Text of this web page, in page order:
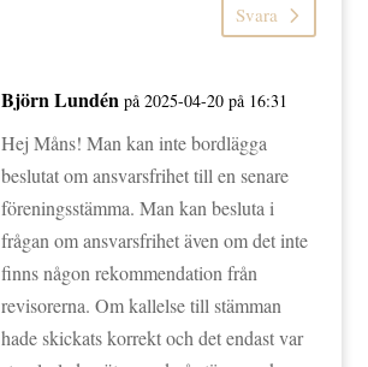
Svara
Björn Lundén på 2025-04-20 på 16:31
Hej Måns! Man kan inte bordlägga
beslutat om ansvarsfrihet till en senare
föreningsstämma. Man kan besluta i
frågan om ansvarsfrihet även om det inte
finns någon rekommendation från
revisorerna. Om kallelse till stämman
hade skickats korrekt och det endast var